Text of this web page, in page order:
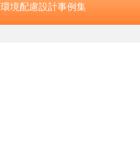
環境配慮設計事例集